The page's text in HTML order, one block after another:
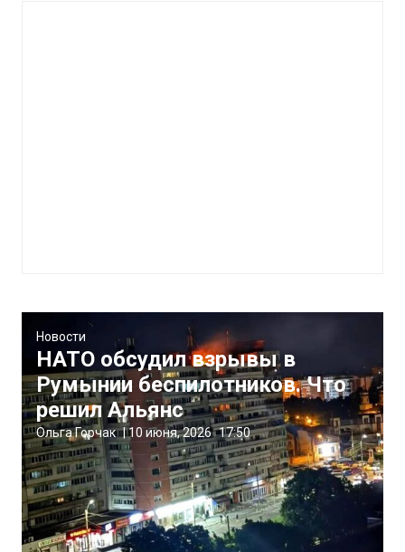
Новости
НАТО обсудил взрывы в
Румынии беспилотников. Что
решил Альянс
Ольга Горчак |10 июня, 2026 17:50